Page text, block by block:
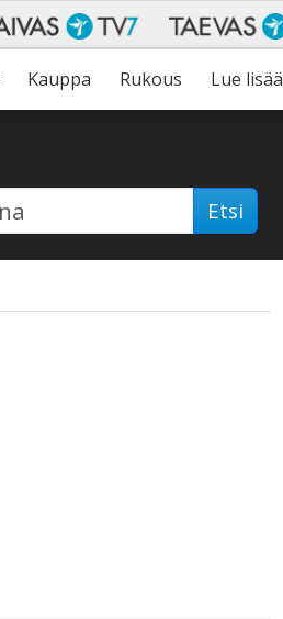
Kauppa Rukous Lue lisää
Etsi